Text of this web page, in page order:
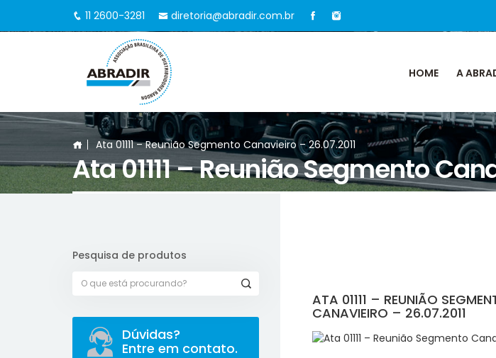
11 2600-3281 diretoria@abradir.com.br
HOME A
Ata 01111 – Reunião Segmento Canavieiro – 26.07.2011
Ata 01111 – Reunião Segmento
ATA 01111 – REUNIÃO
CANAVIEIRO – 26.07.2011
Pesquisa de produtos
Dúvidas?
Entre em contato.